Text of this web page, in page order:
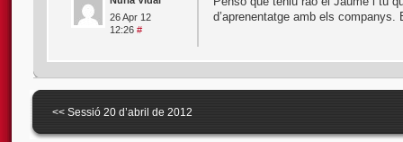
26 Apr 12
12:26 #
d’aprenentatge amb els companys.
<< Sessió 20 d’abril de 2012